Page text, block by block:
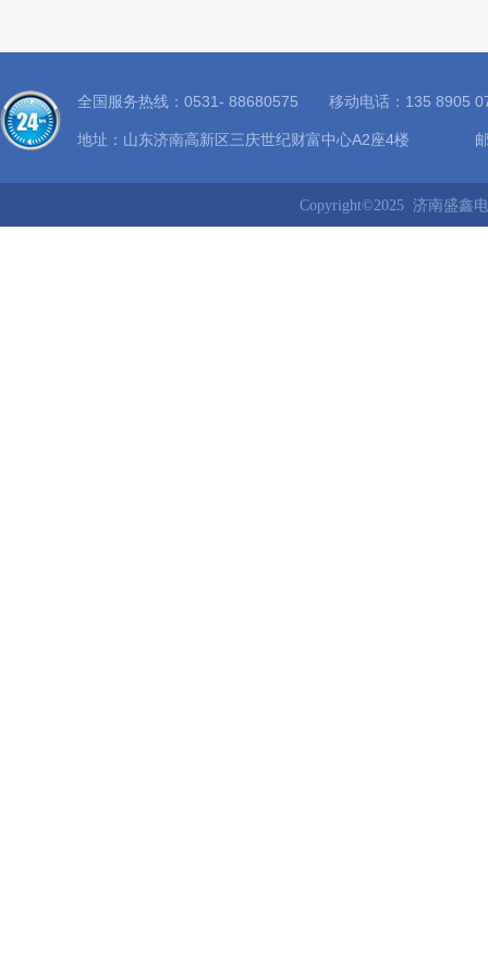
全国服务热线：0531- 88680575 移动电话：135
地址：山东济南高新区三庆世纪财富中心A2座4楼
Copyright©2025 济南盛鑫